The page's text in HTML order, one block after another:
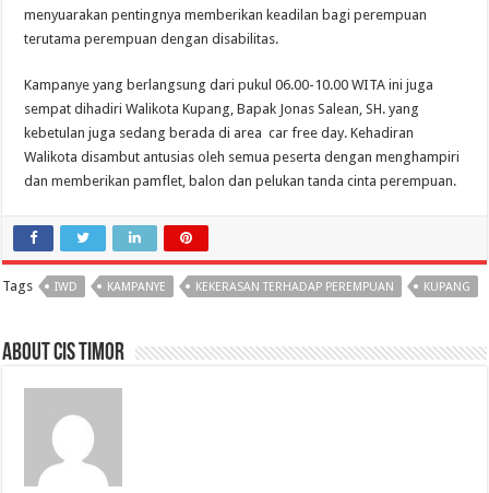
menyuarakan pentingnya memberikan keadilan bagi perempuan
terutama perempuan dengan disabilitas.
Kampanye yang berlangsung dari pukul 06.00-10.00 WITA ini juga
sempat dihadiri Walikota Kupang, Bapak Jonas Salean, SH. yang
kebetulan juga sedang berada di area car free day. Kehadiran
Walikota disambut antusias oleh semua peserta dengan menghampiri
dan memberikan pamflet, balon dan pelukan tanda cinta perempuan.
Tags IWD KAMPANYE KEKERASAN TERHADAP PEREMPUAN KUPANG
About CIS Timor